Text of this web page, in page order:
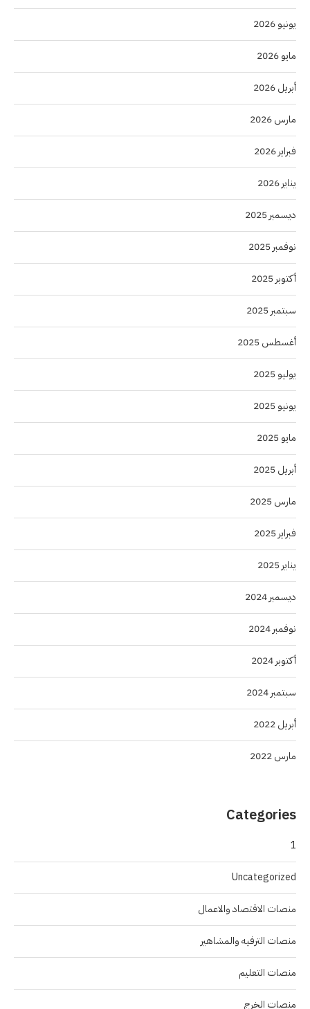
يونيو 2026
مايو 2026
أبريل 2026
مارس 2026
فبراير 2026
يناير 2026
ديسمبر 2025
نوفمبر 2025
أكتوبر 2025
سبتمبر 2025
أغسطس 2025
يوليو 2025
يونيو 2025
مايو 2025
أبريل 2025
مارس 2025
فبراير 2025
يناير 2025
ديسمبر 2024
نوفمبر 2024
أكتوبر 2024
سبتمبر 2024
أبريل 2022
مارس 2022
Categories
1
Uncategorized
منصات الاقتصاد والاعمال
منصات الترفيه والمشاهير
منصات التعليم
منصات الخرج